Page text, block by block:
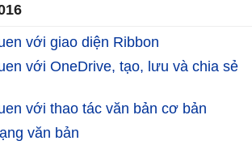
với giao diện Ribbon
với OneDrive, tạo, lưu và chia sẻ
với thao tác văn bản cơ bản
văn bản